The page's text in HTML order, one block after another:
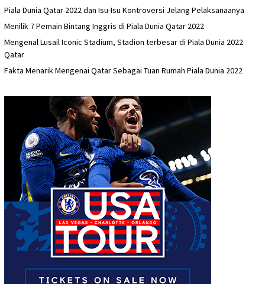
Piala Dunia Qatar 2022 dan Isu-Isu Kontroversi Jelang Pelaksanaanya
Menilik 7 Pemain Bintang Inggris di Piala Dunia Qatar 2022
Mengenal Lusail Iconic Stadium, Stadion terbesar di Piala Dunia 2022
Qatar
Fakta Menarik Mengenai Qatar Sebagai Tuan Rumah Piala Dunia 2022